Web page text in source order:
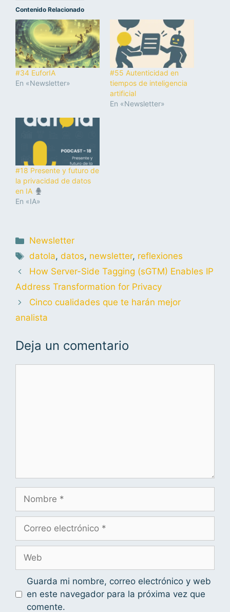
Contenido Relacionado
#34 EuforIA
En «Newsletter»
#55 Autenticidad en
tiempos de inteligencia
artificial
En «Newsletter»
#18 Presente y futuro de
la privacidad de datos
en IA
En «IA»
Newsletter
datola,datos, newsletter, reflexiones
How Server-Side Tagging (sGTM) Enables IP
Address Transformation for Privacy
Cinco cualidades que te harán mejor
analista
Deja un comentario
Guarda mi nombre, correo electrónico y web
en este navegador para la próxima vez que
comente.